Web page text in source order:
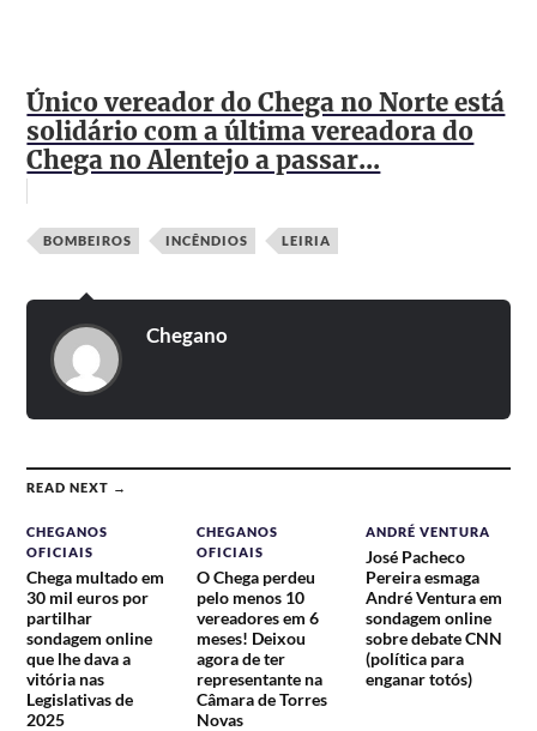
Único vereador do Chega no Norte está
solidário com a última vereadora do
Chega no Alentejo a passar...
BOMBEIROS INCÊNDIOS LEIRIA
Chegano
READ NEXT →
CHEGANOS
OFICIAIS
Chega multado em
30 mil euros por
partilhar
sondagem online
que lhe dava a
vitória nas
Legislativas de
2025
CHEGANOS
OFICIAIS
O Chega perdeu
pelo menos 10
vereadores em 6
meses! Deixou
agora de ter
representante na
Câmara de Torres
Novas
ANDRÉ VENTURA
José Pacheco
Pereira esmaga
André Ventura em
sondagem online
sobre debate CNN
(política para
enganar totós)